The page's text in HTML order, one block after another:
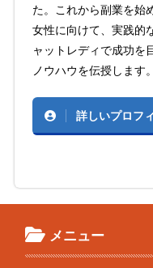
た。これから副業を始
女性に向けて、実践的
ャットレディで成功を
ノウハウを伝授します。
詳しいプロフ
メニュー